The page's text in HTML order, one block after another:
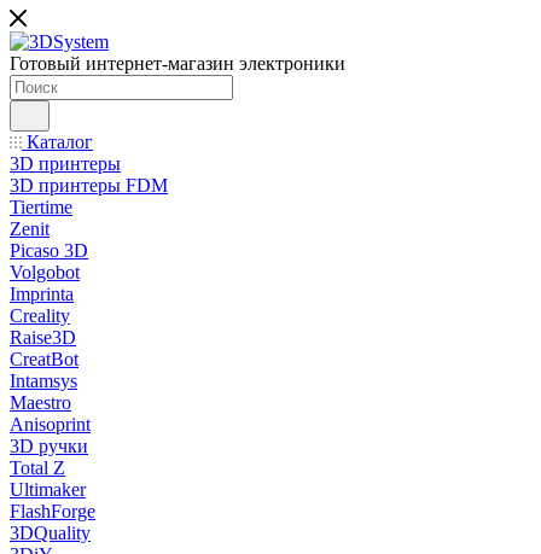
Готовый интернет-магазин электроники
Каталог
3D принтеры
3D принтеры FDM
Tiertime
Zenit
Picaso 3D
Volgobot
Imprinta
Creality
Raise3D
CreatBot
Intamsys
Maestro
Anisoprint
3D ручки
Total Z
Ultimaker
FlashForge
3DQuality